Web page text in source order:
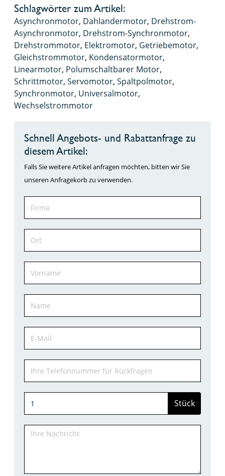
Schlagwörter zum Artikel:
Asynchronmotor, Dahlandermotor, Drehstrom-
Asynchronmotor, Drehstrom-Synchronmotor,
Drehstrommotor, Elektromotor, Getriebemotor,
Gleichstrommotor, Kondensatormotor,
Linearmotor, Polumschaltbarer Motor,
Schrittmotor, Servomotor, Spaltpolmotor,
Synchronmotor, Universalmotor,
Wechselstrommotor
Schnell Angebots- und Rabattanfrage zu
diesem Artikel:
Falls Sie weitere Artikel anfragen möchten, bitten wir Sie
unseren Anfragekorb zu verwenden.
Stück